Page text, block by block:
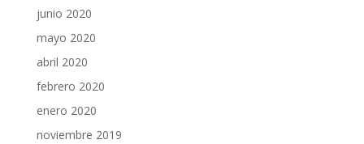
junio 2020
mayo 2020
abril 2020
febrero 2020
enero 2020
noviembre 2019